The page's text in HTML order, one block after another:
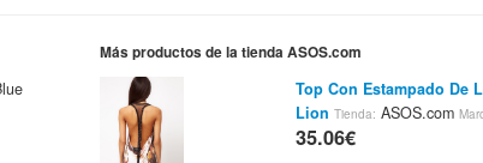
Más productos de la tienda ASOS.com
Top Con Estampado De
Lion Tienda: ASOS.com
35.06€